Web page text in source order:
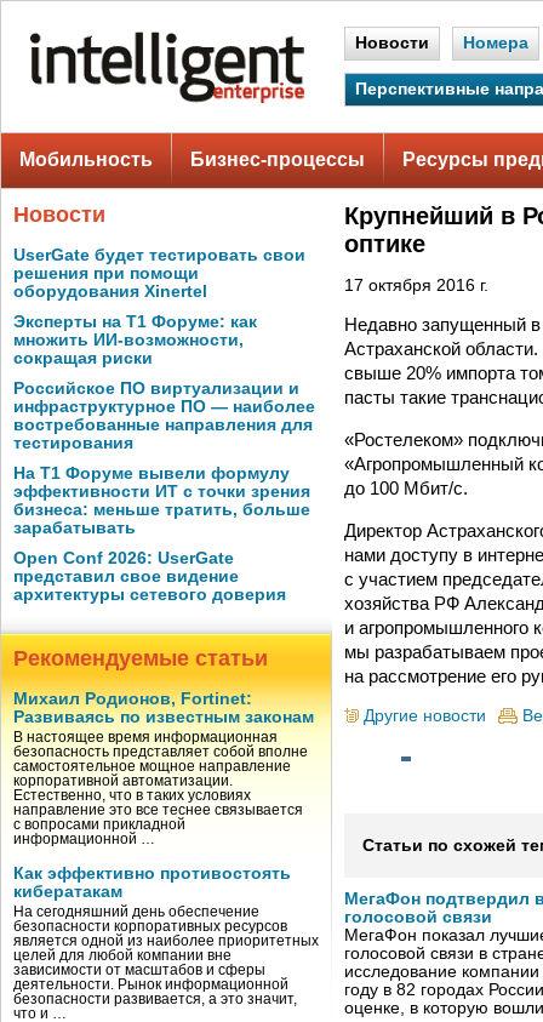
Новости Номера
Перспективные
Мобильность Бизнес-процессы Ресурсы
Новости
UserGate будет тестировать свои
решения при помощи
оборудования Xinertel
Эксперты на Т1 Форуме: как
множить ИИ-возможности,
сокращая риски
Российское ПО виртуализации и
инфраструктурное ПО — наиболее
востребованные направления для
тестирования
На Т1 Форуме вывели формулу
эффективности ИТ с точки зрения
бизнеса: меньше тратить, больше
зарабатывать
Open Conf 2026: UserGate
представил свое видение
архитектуры сетевого доверия
Рекомендуемые статьи
Михаил Родионов, Fortinet:
Развиваясь по известным законам
В настоящее время информационная
безопасность представляет собой вполне
самостоятельное мощное направление
корпоративной автоматизации.
Естественно, что в таких условиях
направление это все теснее связывается
с вопросами прикладной
информационной …
Как эффективно противостоять
кибератакам
На сегодняшний день обеспечение
безопасности корпоративных ресурсов
является одной из наиболее приоритетных
целей для любой компании вне
зависимости от масштабов и сферы
деятельности. Рынок информационной
безопасности развивается, а это значит,
что и …
Крупнейший в
оптике
17 октября 2016 г.
Недавно запущенный в
Астраханской
свыше 20% импорта
пасты такие
«Ростелеком»
«Агропромышленный
до 100 Мбит/с.
Директор
нами доступу в
с участием
хозяйства РФ
и агропромышленного
мы разрабатываем
на рассмотрение его
Другие новости
Статьи по схожей
МегаФон подтвердил
голосовой связи
МегаФон показал
голосовой связи в
исследование
году в 82 городах
оценке, в которую